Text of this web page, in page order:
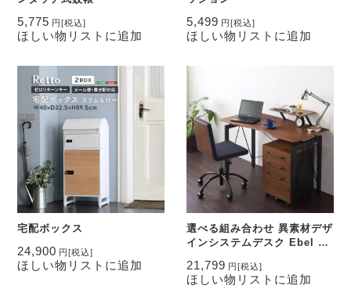
5,775 円 [税込]
ほしい物リストに追加
5,499 円 [税込]
ほしい物リストに追加
宅配ボックス
24,900 円 [税込]
ほしい物リストに追加
選べる組み合わせ 異素材デザ
インシステムデスク Ebel エ
21,799 円 [税込]
ほしい物リストに追加